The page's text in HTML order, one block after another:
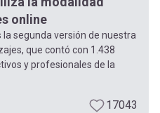
online
segunda versión de nuestra
que contó con 1.438
y profesionales de la
17043